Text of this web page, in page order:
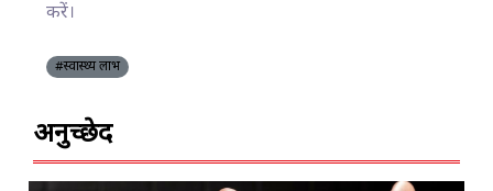
करें।
#स्वास्थ्य लाभ
अनुच्छेद